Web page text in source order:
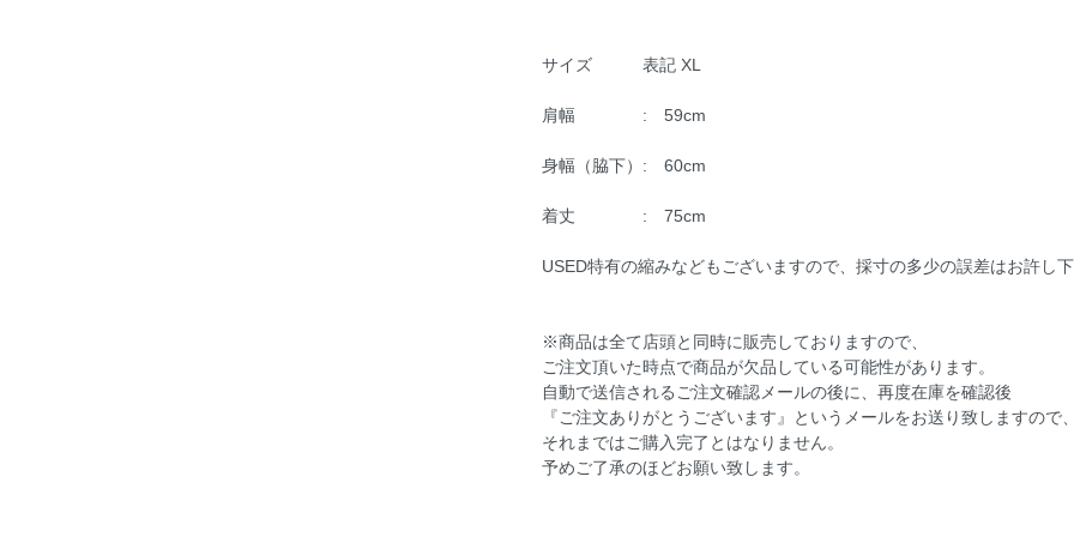
サイズ 表記 XL
肩幅 : 59cm
身幅（脇下）: 60cm
着丈 : 75cm
USED特有の縮みなどもございますので、採寸の多少の誤差はお許し下
※商品は全て店頭と同時に販売しておりますので、
ご注文頂いた時点で商品が欠品している可能性があります。
自動で送信されるご注文確認メールの後に、再度在庫を確認後
『ご注文ありがとうございます』というメールをお送り致しますので、
それまではご購入完了とはなりません。
予めご了承のほどお願い致します。